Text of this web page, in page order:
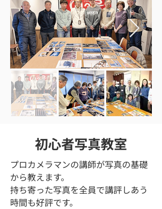
初心者写真教室
プロカメラマンの講師が写真の基礎
から教えます。
持ち寄った写真を全員で講評しあう
時間も好評です。